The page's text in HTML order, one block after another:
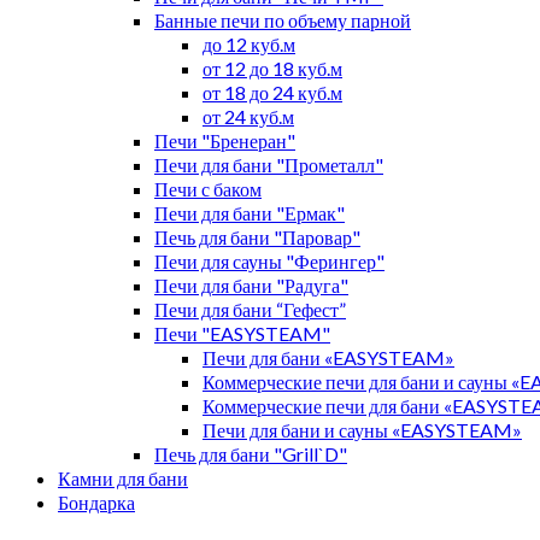
Банные печи по объему парной
до 12 куб.м
от 12 до 18 куб.м
от 18 до 24 куб.м
от 24 куб.м
Печи "Бренеран"
Печи для бани "Прометалл"
Печи с баком
Печи для бани "Ермак"
Печь для бани "Паровар"
Печи для сауны "Ферингер"
Печи для бани "Радуга"
Печи для бани “Гефест”
Печи "EASYSTEAM"
Печи для бани «EASYSTEAM»
Коммерческие печи для бани и сауны
Коммерческие печи для бани
Печи для бани и сауны «EASYSTEAM»
Печь для бани "Grill`D"
Камни для бани
Бондарка